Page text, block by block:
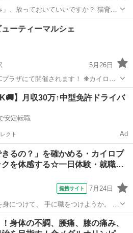
放っておいていいですか？ 猫背・
はこれ、全部「骨格のゆがみ」から
ーティーマルシェ
5月26日
にて開催されます！ ❋カイロプ
ケア ❋ドライヘッドスパ こちら
´◡` こちらは完全予約制、先着順であ
カイロ ビューティー
】月収30万↑中型免許ドライバ
安定転職
クト Ad
きるの？」を確かめる・カイロプ
クを体感する☆一日体験・就職…
提携サイト 7月24日
につけて、 手に職をつけようか。 就
身体の不調、腰痛、膝の痛み、